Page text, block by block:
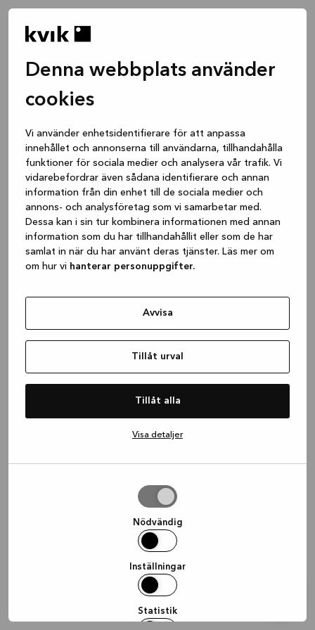
Denna webbplats använder
cookies
Vi använder enhetsidentifierare för att anpassa
innehållet och annonserna till användarna, tillhandahålla
funktioner för sociala medier och analysera vår trafik. Vi
vidarebefordrar även sådana identifierare och annan
information från din enhet till de sociala medier och
annons- och analysföretag som vi samarbetar med.
Dessa kan i sin tur kombinera informationen med annan
information som du har tillhandahållit eller som de har
samlat in när du har använt deras tjänster. Läs mer om
om hur vi hanterar personuppgifter.
Avvisa
Tillåt urval
Tillåt alla
Visa detaljer
Nödvändig
Inställningar
Statistik
(see the browser console for more
information).